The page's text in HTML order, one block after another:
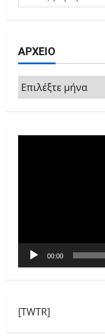
για:
ΑΡΧΕΙΟ
ΑΡΧΕΙΟ
00:00
[TWTR]